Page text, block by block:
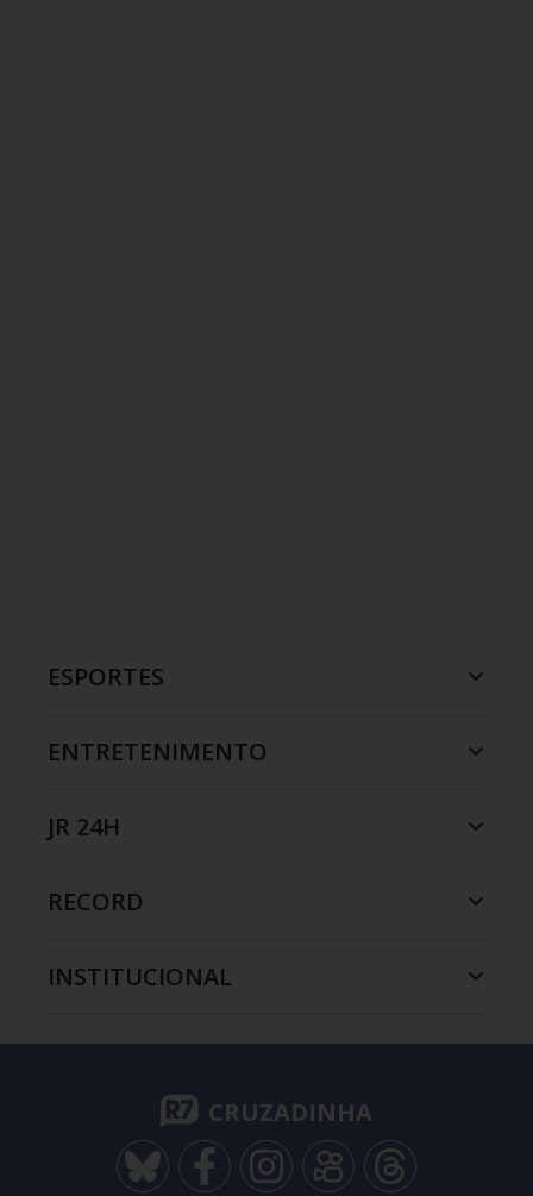
ESPORTES
ENTRETENIMENTO
JR 24H
RECORD
INSTITUCIONAL
CRUZADINHA